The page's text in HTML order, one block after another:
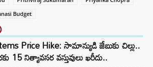
Budget
Price Hike: సామాన్యుడి జేబుకు చిల్లు..
15 నిత్యావసర వస్తువులు ఖరీదు..